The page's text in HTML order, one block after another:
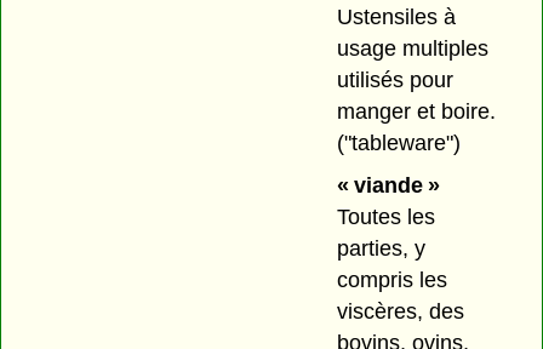
Ustensiles à
usage multiples
utilisés pour
manger et boire.
("tableware")
« viande »
Toutes les
parties, y
compris les
viscères, des
bovins, ovins,